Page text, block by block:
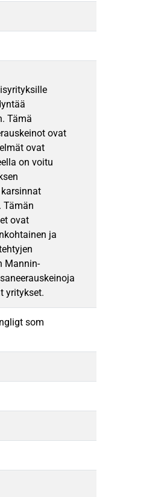
Tämä
ovat
ovat
on voitu
Tämän
ovat
ja
Mannin-
yritykset.
som